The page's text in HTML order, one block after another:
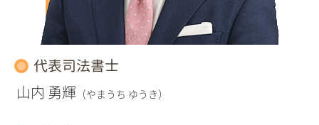
代表司法書士
山内 勇輝 （やまうち ゆうき）